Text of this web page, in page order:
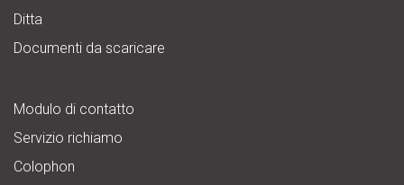
Ditta
Documenti da scaricare
Modulo di contatto
Servizio richiamo
Colophon